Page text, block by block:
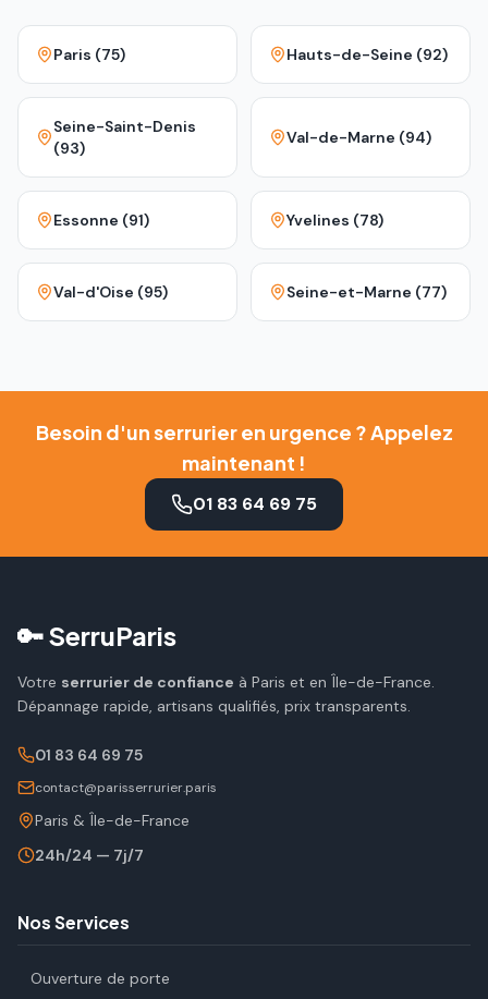
Paris (75) Hauts-de-Seine (92)
Seine-Saint-Denis
(93)
Val-de-Marne (94)
Essonne (91) Yvelines (78)
Val-d'Oise (95) Seine-et-Marne (77)
Besoin d'un serrurier en urgence ? Appelez
maintenant !
01 83 64 69 75
🔑 SerruParis
Votre serrurier de confiance à Paris et en Île-de-France.
Dépannage rapide, artisans qualifiés, prix transparents.
01 83 64 69 75
contact@parisserrurier.paris
Paris & Île-de-France
24h/24 — 7j/7
Nos Services
Ouverture de porte